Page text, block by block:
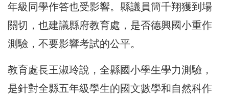
年級同學作答也受影響。縣議員簡千翔獲到場
關切，也建議縣府教育處，是否德興國小重作
測驗，不要影響考試的公平。
教育處長王淑玲說，全縣國小學生學力測驗，
是針對全縣五年級學生的國文數學和自然科作